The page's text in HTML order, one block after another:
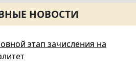
НОВОСТИ
этап зачисления на